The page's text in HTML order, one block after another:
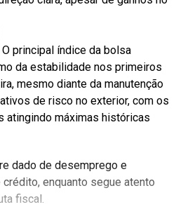
principal índice da bolsa
da estabilidade nos primeiros
mesmo diante da manutenção
de risco no exterior, com os
atingindo máximas históricas
dado de desemprego e
enquanto segue atento
fiscal.